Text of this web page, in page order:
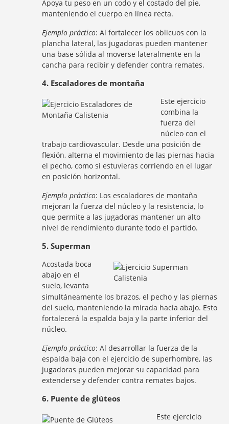
Apoya tu peso en un codo y el costado del pie,
manteniendo el cuerpo en línea recta.
Ejemplo práctico: Al fortalecer los oblicuos con la
plancha lateral, las jugadoras pueden mantener
una base sólida al moverse lateralmente en la
cancha para recibir y defender contra remates.
4. Escaladores de montaña
Este ejercicio
combina la
fuerza del
núcleo con el
trabajo cardiovascular. Desde una posición de
flexión, alterna el movimiento de las piernas hacia
el pecho, como si estuvieras corriendo en el lugar
en posición horizontal.
Ejemplo práctico: Los escaladores de montaña
mejoran la fuerza del núcleo y la resistencia, lo
que permite a las jugadoras mantener un alto
nivel de rendimiento durante todo el partido.
5. Superman
Acostada boca
abajo en el
suelo, levanta
simultáneamente los brazos, el pecho y las piernas
del suelo, manteniendo la mirada hacia abajo. Esto
fortalecerá la espalda baja y la parte inferior del
núcleo.
Ejemplo práctico: Al desarrollar la fuerza de la
espalda baja con el ejercicio de superhombre, las
jugadoras pueden mejorar su capacidad para
extenderse y defender contra remates bajos.
6. Puente de glúteos
Este ejercicio